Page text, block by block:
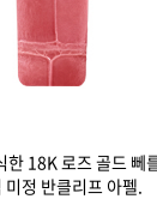
한 18K 로즈 골드 뻬
미정 반클리프 아펠.